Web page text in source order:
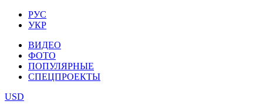
РУС
УКР
ВИДЕО
ФОТО
ПОПУЛЯРНЫЕ
СПЕЦПРОЕКТЫ
USD